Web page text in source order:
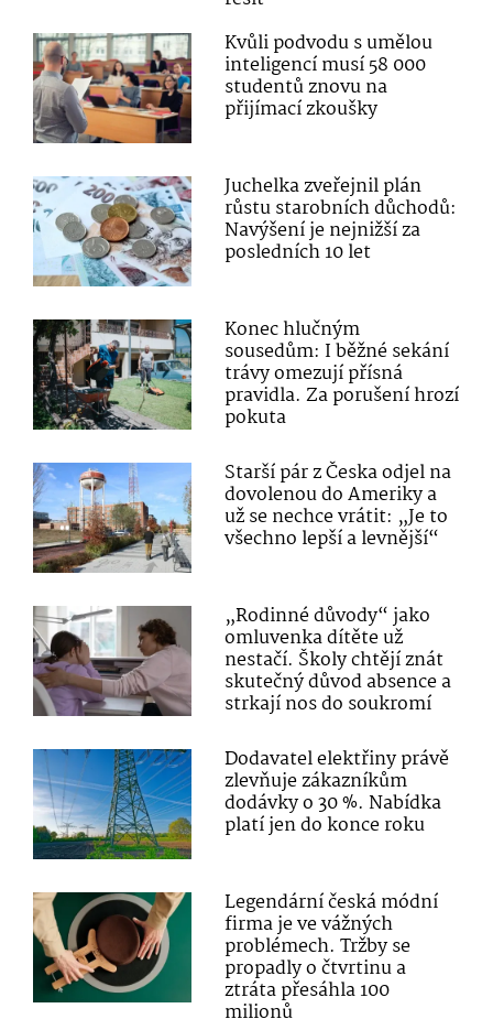
Kvůli podvodu s umělou
inteligencí musí 58 000
studentů znovu na
přijímací zkoušky
Juchelka zveřejnil plán
růstu starobních důchodů:
Navýšení je nejnižší za
posledních 10 let
Konec hlučným
sousedům: I běžné sekání
trávy omezují přísná
pravidla. Za porušení hrozí
pokuta
Starší pár z Česka odjel na
dovolenou do Ameriky a
už se nechce vrátit: „Je to
všechno lepší a levnější“
„Rodinné důvody“ jako
omluvenka dítěte už
nestačí. Školy chtějí znát
skutečný důvod absence a
strkají nos do soukromí
Dodavatel elektřiny právě
zlevňuje zákazníkům
dodávky o 30 %. Nabídka
platí jen do konce roku
Legendární česká módní
firma je ve vážných
problémech. Tržby se
propadly o čtvrtinu a
ztráta přesáhla 100
milionů